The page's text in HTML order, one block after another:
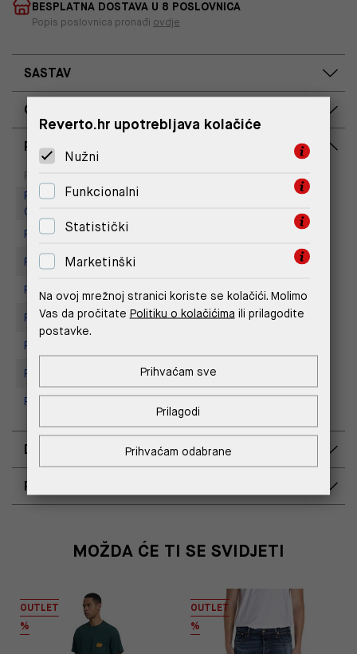
BESPLATNA DOSTAVA U 8 POSLOVNICA
Popis poslovnica pronađi ovdje
SASTAV
OPIS PROIZVODA
RASPOLOŽIVOST PO POSLOVNICAMA
Poslovnica
Replay Outlet Store, Designer
Outlet Croatia
Replay store, Arena centar
Replay Store, City Center One
Replay Store, Joker Centar
Replay Store, Mall of Split
Replay store, Tower Centar
Replay Store, Supernova Zadar
Replay Outlet Store, Split
DOSTAVA
POVRAT I ZAMJENA
MOŽDA ĆE TI SE SVIDJETI
OUTLET
%
OUTLET
%
Reverto.hr upotrebljava kolačiće
Nužni
Funkcionalni
Statistički
Marketinški
Na ovoj mrežnoj stranici koriste se kolačići. Molimo
Vas da pročitate Politiku o kolačićima ili prilagodite
postavke.
Prihvaćam odabrane
Prilagodi
Prihvaćam sve